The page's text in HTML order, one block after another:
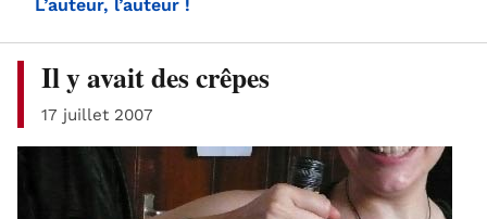
L’auteur, l’auteur !
Il y avait des crêpes
17 juillet 2007